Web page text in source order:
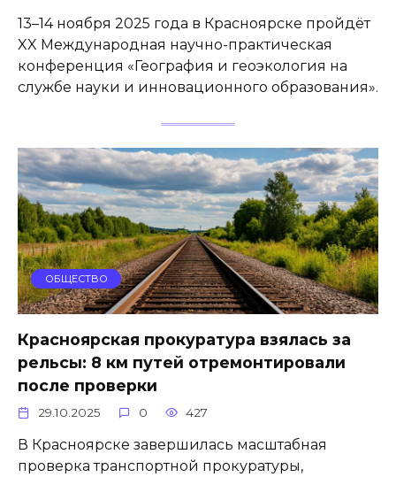
13–14 ноября 2025 года в Красноярске пройдёт
XX Международная научно-практическая
конференция «География и геоэкология на
службе науки и инновационного образования».
ОБЩЕСТВО
Красноярская прокуратура взялась за
рельсы: 8 км путей отремонтировали
после проверки
29.10.2025 0 427
В Красноярске завершилась масштабная
проверка транспортной прокуратуры,